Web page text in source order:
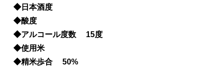
◆日本酒度
◆酸度
◆アルコール度数 15度
◆使用米
◆精米歩合 50%